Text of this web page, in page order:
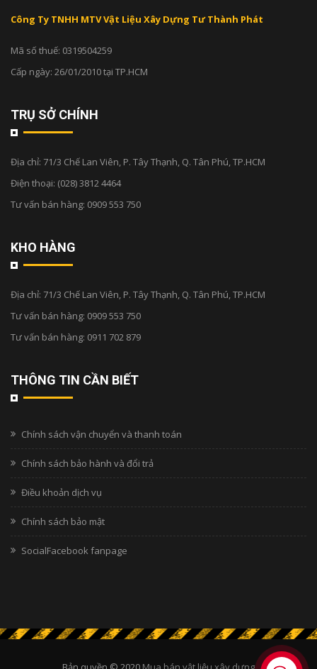
Công Ty TNHH MTV Vật Liệu Xây Dựng Tư Thành Phát
Mã số thuế: 0319504259
Cấp ngày: 26/01/2010 tại TP.HCM
TRỤ SỞ CHÍNH
Địa chỉ: 71/3 Chế Lan Viên, P. Tây Thạnh, Q. Tân Phú, TP.HCM
Điện thoại: (028) 3812 4464
Tư vấn bán hàng: 0909 553 750
KHO HÀNG
Địa chỉ: 71/3 Chế Lan Viên, P. Tây Thạnh, Q. Tân Phú, TP.HCM
Tư vấn bán hàng: 0909 553 750
Tư vấn bán hàng: 0911 702 879
THÔNG TIN CẦN BIẾT
Chính sách vận chuyển và thanh toán
Chính sách bảo hành và đổi trả
Điều khoản dịch vụ
Chính sách bảo mật
SocialFacebook fanpage